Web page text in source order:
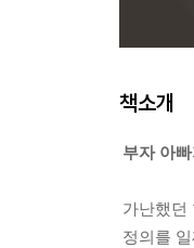
책소개
부자 아
가난했던
정의를